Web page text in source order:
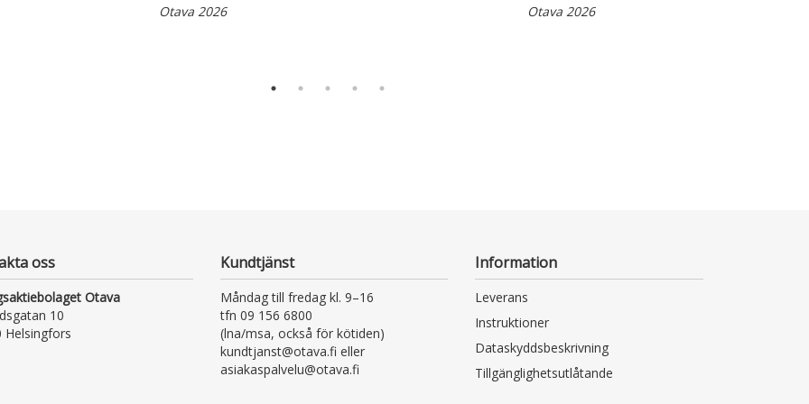
Otava 2026
Otava 2026
oss
Otava
10
Helsingfors
Kundtjänst
Måndag till fredag kl. 9–16
tfn 09 156 6800
(lna/msa, också för kötiden)
kundtjanst@otava.fi eller
asiakaspalvelu@otava.fi
Information
Leverans
Instruktioner
Dataskyddsbeskrivning
Tillgänglighetsutlåtande